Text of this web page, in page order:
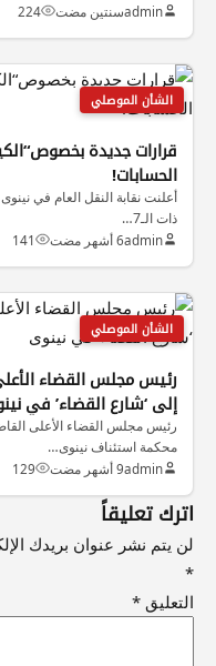
adminسنتين مضت 224
الشأن الموصلي
قرارات جديدة
الحسابات!
أعلنت نقابة النقل العام في
ذات الـ7…
admin6 أشهر مضت 141
الشأن الموصلي
رئيس مجلس القضاء
إلى ‘شارع القضاء’ في
رئيس مجلس القضاء الأعلى
محكمة استئناف نينوى…
admin9 أشهر مضت 129
اترك تعليقاً
لن يتم نشر عنوان بريدك
*
التعليق *